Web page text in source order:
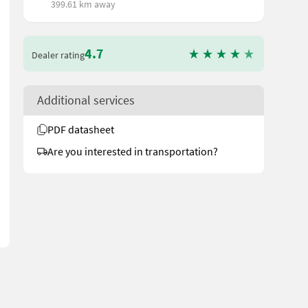
Rockinger Flachöse Ø 40 mm - Einteilige innere
399.61 km away
Dealer rating4.7
Additional services
PDF datasheet
Are you interested in transportation?